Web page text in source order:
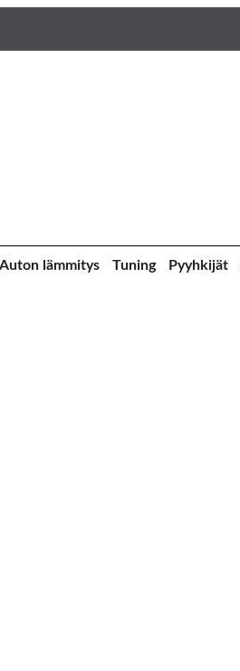
Auton lämmitys Tuning Pyyhkijät